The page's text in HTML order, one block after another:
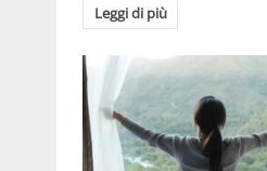
Leggi di più